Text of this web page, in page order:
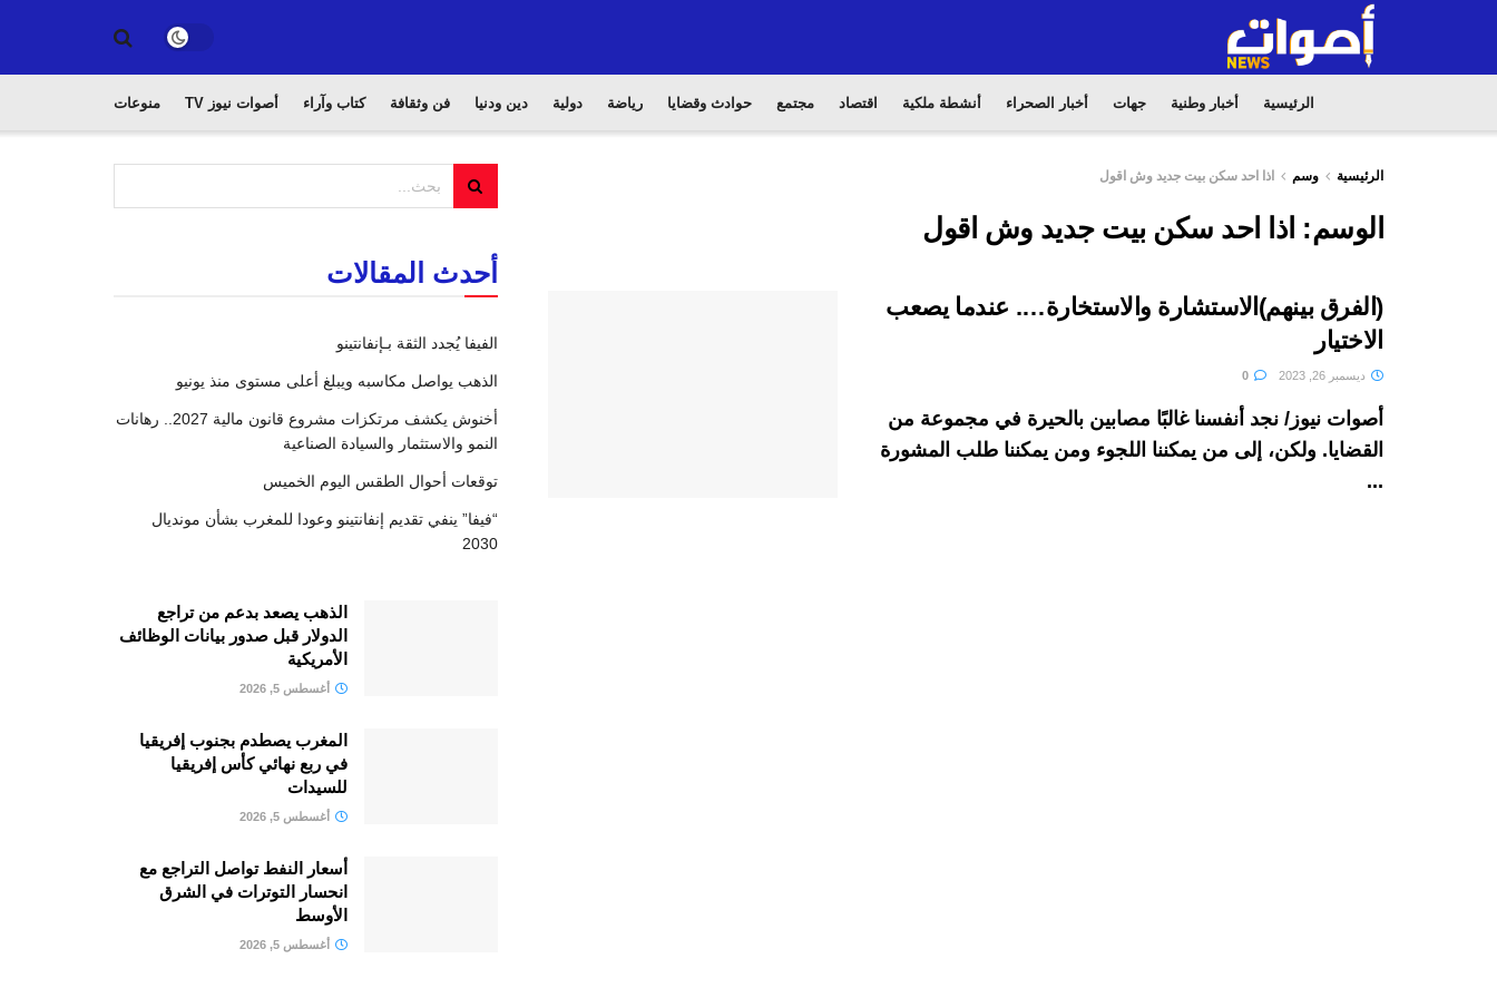
الرئيسية أخبار وطنية جهات أخبار الصحراء أنشطة ملكية اقتصاد مجتمع حوادث وقضايا رياضة دولية دين ودنيا فن وثقافة كتاب وآراء أصوات نيوز TV منوعات
الرئيسية وسم اذا احد سكن بيت جديد وش اقول
الوسم: اذا احد سكن بيت جديد وش اقول
(الفرق بينهم)الاستشارة والاستخارة…. عندما يصعب
الاختيار
ديسمبر 26, 2023
أصوات نيوز/ نجد أنفسنا غالبًا مصابين بالحيرة في مجموعة من
القضايا. ولكن، إلى من يمكننا اللجوء ومن يمكننا طلب المشورة
...
أحدث المقالات
الفيفا يُجدد الثقة بـإنفانتينو
الذهب يواصل مكاسبه ويبلغ أعلى مستوى منذ يونيو
أخنوش يكشف مرتكزات مشروع قانون مالية 2027.. رهانات
النمو والاستثمار والسيادة الصناعية
توقعات أحوال الطقس اليوم الخميس
“فيفا” ينفي تقديم إنفانتينو وعودا للمغرب بشأن مونديال
2030
الذهب يصعد بدعم من تراجع
الدولار قبل صدور بيانات الوظائف
الأمريكية
أغسطس 5, 2026
المغرب يصطدم بجنوب إفريقيا
في ربع نهائي كأس إفريقيا
للسيدات
أغسطس 5, 2026
أسعار النفط تواصل التراجع مع
انحسار التوترات في الشرق
الأوسط
أغسطس 5, 2026